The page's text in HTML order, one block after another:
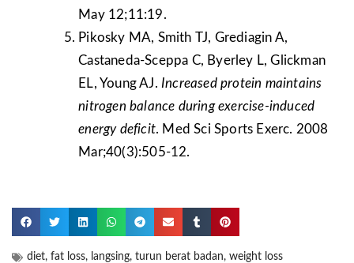
May 12;11:19.
Pikosky MA, Smith TJ, Grediagin A,
Castaneda-Sceppa C, Byerley L, Glickman
EL, Young AJ.Increased protein maintains
nitrogen balance during exercise-induced
energy deficit. Med Sci Sports Exerc. 2008
Mar;40(3):505-12.
diet, fat loss, langsing, turun berat badan, weight loss